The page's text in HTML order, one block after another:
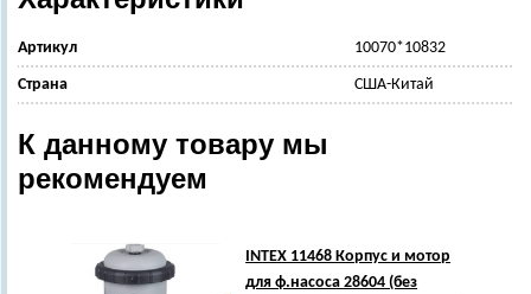
Артикул 10070*10832
Страна США-Китай
К данному товару мы
рекомендуем
INTEX 11468 Корпус и мотор
для ф.насоса 28604 (без